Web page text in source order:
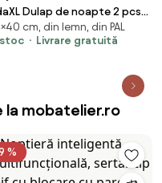
Dulap de noapte 2 pcs
vechi 40 x 40 x 30 cm
compozit
cm, din lemn, din PAL
stoc
Livrare gratuită
la mobatelier.ro
%